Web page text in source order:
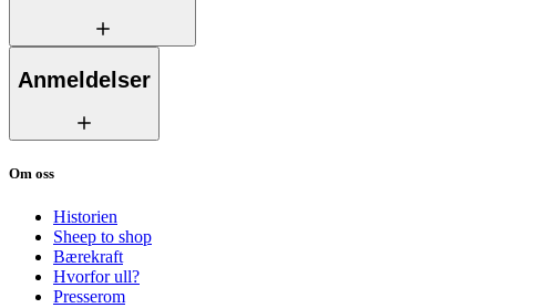
Anmeldelser
Om oss
Historien
Sheep to shop
Bærekraft
Hvorfor ull?
Presserom